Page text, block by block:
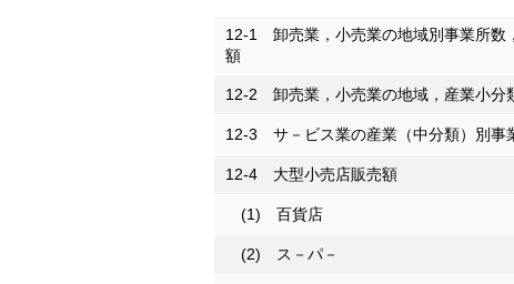
12-1 卸売業，小売業の地域別事業所数
額
12-2 卸売業，小売業の地域，産業小分
12-3 サ－ビス業の産業（中分類）別事
12-4 大型小売店販売額
(1) 百貨店
(2) ス－パ－